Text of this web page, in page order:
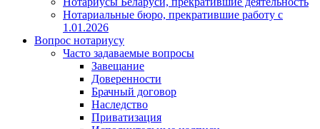
Нотариальные бюро, прекратившие работу с
1.01.2026
Вопрос нотариусу
Часто задаваемые вопросы
Завещание
Доверенности
Брачный договор
Наследство
Приватизация